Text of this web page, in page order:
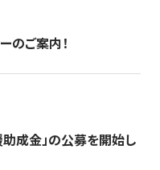
のご案内！
助成金」の公募を開始し